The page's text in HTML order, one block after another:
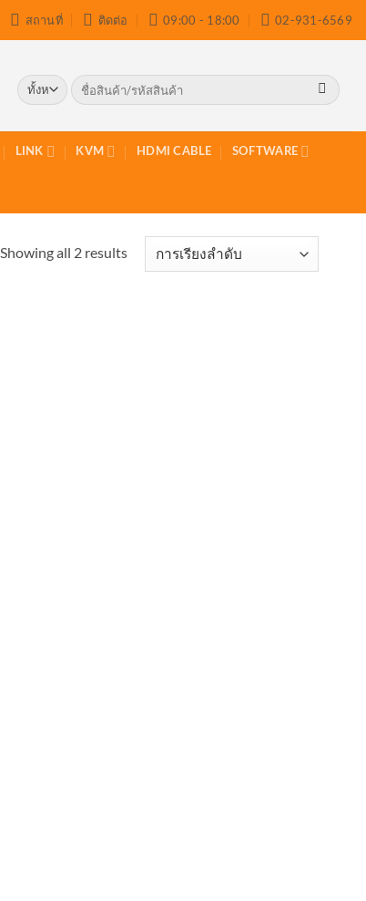
สถานที่ ติดต่อ 09:00 - 18:00 02-931-6569
ค้นหา:
LINK KVM HDMI CABLE SOFTWARE
Showing all 2 results